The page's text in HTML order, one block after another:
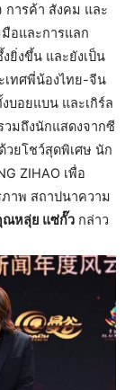
การค้า สังคม และ
อและการแลก
ยิ่งขึ้น และยังเป็น
เทศพี่น้องไทย-จีน
บอยแบน และเกิร์ล
วมถึงนักแสดงจากซี
วยโชว์สุดพิเศษ นัก
ZIHAO เพื่อ
ภาพ สถาปนาความ
ณหลุ่ย แซ่กั๊ว กล่าว